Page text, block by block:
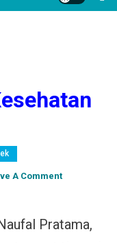
A CommentOn
Kesehatan
Pratama,